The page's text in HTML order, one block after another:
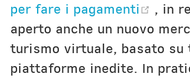
per fare i pagamenti
, in
aperto anche un nuovo
turismo virtuale, basato su
piattaforme inedite. In